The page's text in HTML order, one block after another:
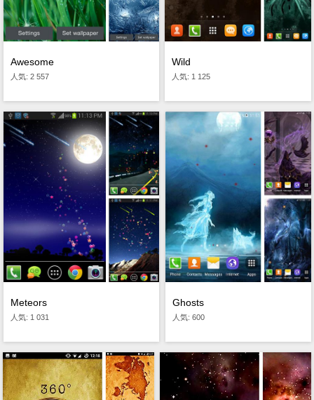
Awesome
人気: 2 557
Wild
人気: 1 125
Meteors
人気: 1 031
Ghosts
人気: 600